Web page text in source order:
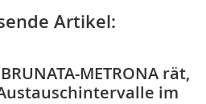
Artikel:
METRONA rät,
im